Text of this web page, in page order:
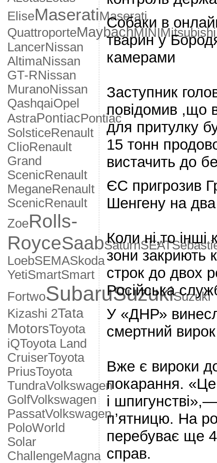
EliseMaseratiMaserati
QuattroporteMaybachMINIMitsubishi
LancerNissan
AltimaNissan
GT-RNissan
MuranoNissan
QashqaiOpel
AstraPontiacPontiac
SolsticeRenault
ClioRenault
Grand
ScenicRenault
MeganeRenault
ScenicRenault
ZoeRolls-
RoyceSaabSaturnSEAT
LoebSEMASkoda
YetiSmartSmart
FortwoSubaruSuzukiSuzuki
Kizashi 2Tata
MotorsToyota
iQToyota Land
CruiserToyota
PriusToyota
TundraVolkswagen
GolfVolkswagen
PassatVolkswagen
PoloWorld
Solar
ChallengeМagna
Собаки в
тварин у
камерами
Заступник
повідомив ,що
для притулку
15 тонн
вистачить до
ЄС пригрозив
Шенгену на
Коли ні,то інші
зони закриють
строк до двох
Російська
У «ДНР»
смертний вирок
Вже є вироки
покарання.
і
п’ятницю. На
перебуває ще
справ.